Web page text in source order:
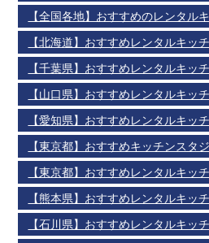
【全国各地】おすすめのレンタル
【北海道】おすすめレンタルキッ
【千葉県】おすすめレンタルキッ
【山口県】おすすめレンタルキッ
【愛知県】おすすめレンタルキッ
【東京都】おすすめキッチンスタ
【東京都】おすすめレンタルキッ
【熊本県】おすすめレンタルキッ
【石川県】おすすめレンタルキッ